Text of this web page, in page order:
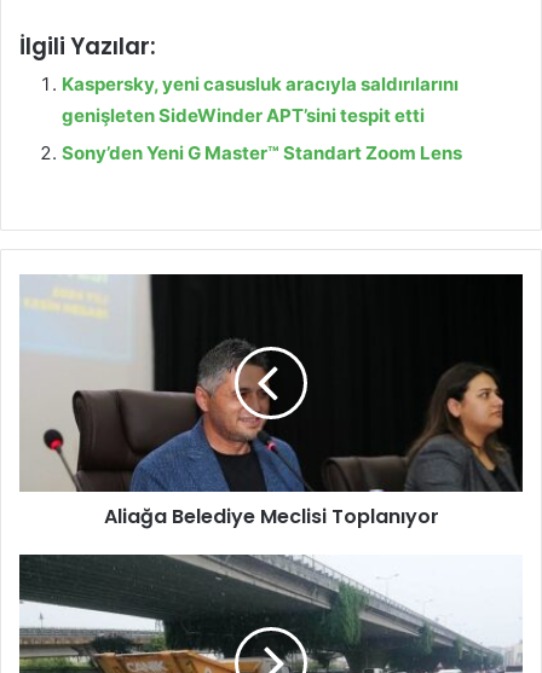
İlgili Yazılar:
Kaspersky, yeni casusluk aracıyla saldırılarını
genişleten SideWinder APT’sini tespit etti
Sony’den Yeni G Master™ Standart Zoom Lens
l
M
e
Aliağa Belediye Meclisi Toplanıyor
i
k